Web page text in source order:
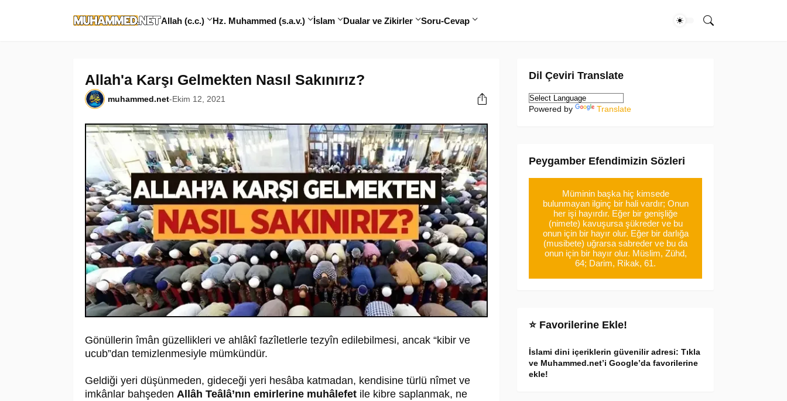
Allah (c.c.) Hz. Muhammed (s.a.v.) İslam Dualar ve Zikirler Soru-Cevap
Allah'a Karşı Gelmekten Nasıl Sakınırız?
muhammed.net-Ekim 12, 2021
Gönüllerin îmân güzellikleri ve ahlâkî fazîletlerle tezyîn edilebilmesi, ancak “kibir ve
ucub”dan temizlenmesiyle mümkündür.
Geldiği yeri düşünmeden, gideceği yeri hesâba katmadan, kendisine türlü nîmet ve
imkânlar bahşeden Allâh Teâlâ’nın emirlerine muhâlefet ile kibre saplanmak, ne
Dil Çeviri Translate
Powered by Translate
Peygamber Efendimizin Sözleri
Müminin başka hiç kimsede
bulunmayan ilginç bir hali vardır; Onun
her işi hayırdır. Eğer bir genişliğe
(nimete) kavuşursa şükreder ve bu
onun için bir hayır olur. Eğer bir darlığa
(musibete) uğrarsa sabreder ve bu da
onun için bir hayır olur. Müslim, Zühd,
64; Darim, Rikak, 61.
⭐ Favorilerine Ekle!
İslami dini içeriklerin güvenilir adresi: Tıkla
ve Muhammed.net’i Google’da favorilerine
ekle!